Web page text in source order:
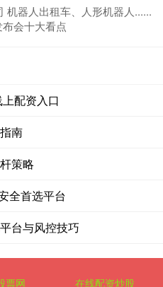
机器人出租车、人形机器人......
会十大看点
配资入口
南
策略
全首选平台
台与风控技巧
票网 在线配资炒股